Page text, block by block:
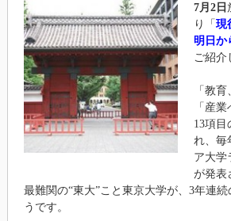
7月2日
り「現
明日か
ご紹介
「教
「産
13項目
れ、毎
ア大学
が発表
最難関の“東大”こと東京大学が、3年連
うです。